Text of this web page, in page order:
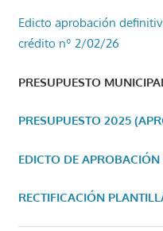
Edicto aprobación
crédito nº 2/02/26
PRESUPUESTO
PRESUPUESTO 2025
EDICTO DE APROBACIÓN
RECTIFICACIÓN